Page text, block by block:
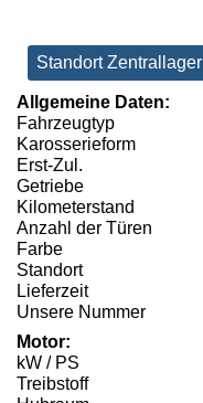
Standort Zentrallager
Allgemeine Daten:
Fahrzeugtyp
Karosserieform
Erst-Zul.
Getriebe
Kilometerstand
Anzahl der Türen
Farbe
Standort
Lieferzeit
Unsere Nummer
Motor:
kW / PS
Treibstoff